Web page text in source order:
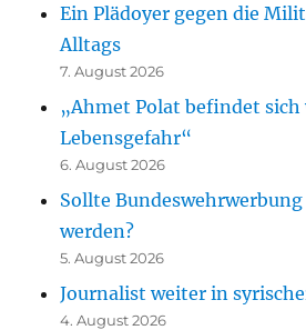
Ein Plädoyer gegen die
Alltags
7. August 2026
„Ahmet Polat befindet
Lebensgefahr“
6. August 2026
Sollte
werden?
5. August 2026
Journalist weiter in
4. August 2026